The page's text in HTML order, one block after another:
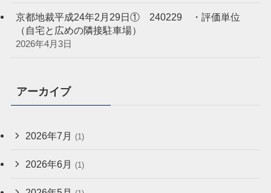
京都地裁平成24年2月29日① 240229 ・評価単位
（自宅と広めの隣接駐車場）
2026年4月3日
アーカイブ
2026年7月 (1)
2026年6月 (1)